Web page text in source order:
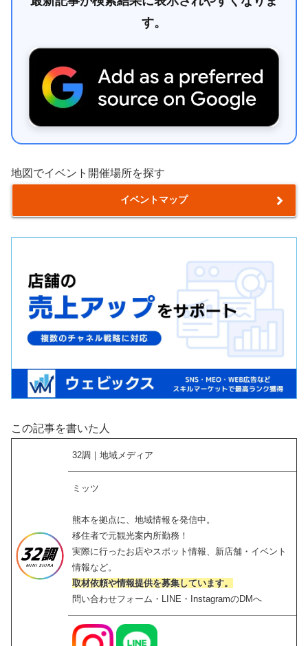
す。
地図でイベント開催場所を探す
イベントマップ
この記事を書いた人
32調｜地域メディア
ミッツ
熊本を拠点に、地域情報を発信中。
移住者で元観光案内所勤務！
実際に行ったお店やスポット情報、新店舗・イベント
情報など。
取材依頼や情報提供を募集しています。
問い合わせフォーム・LINE・InstagramのDMへ